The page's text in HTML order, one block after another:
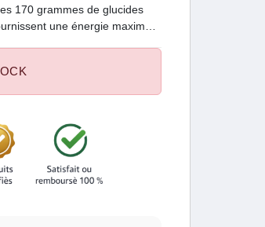
170 grammes de glucides
une énergie maximale